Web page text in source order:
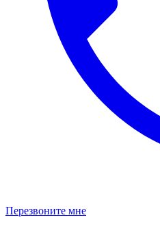
Перезвоните мне